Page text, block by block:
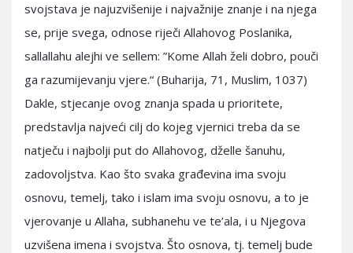
svojstava je najuzvišenije i najvažnije znanje i na njega
se, prije svega, odnose riječi Allahovog Poslanika,
sallallahu alejhi ve sellem: ”Kome Allah želi dobro, pouči
ga razumijevanju vjere.“ (Buharija, 71, Muslim, 1037)
Dakle, stjecanje ovog znanja spada u prioritete,
predstavlja najveći cilj do kojeg vjernici treba da se
natječu i najbolji put do Allahovog, dželle šanuhu,
zadovoljstva. Kao što svaka građevina ima svoju
osnovu, temelj, tako i islam ima svoju osnovu, a to je
vjerovanje u Allaha, subhanehu ve te’ala, i u Njegova
uzvišena imena i svojstva. Što osnova, tj. temelj bude